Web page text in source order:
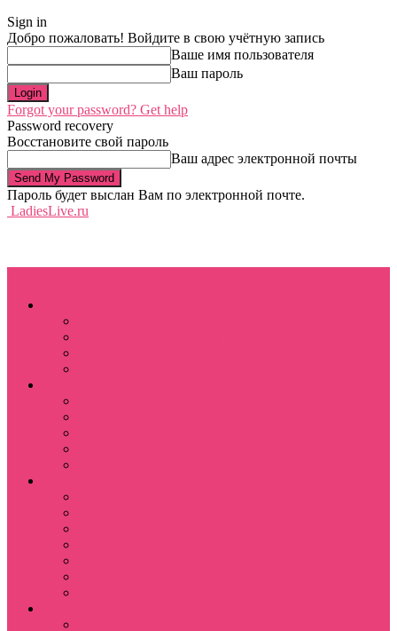
Sign in
Добро пожаловать! Войдите в свою учётную запись
Ваше имя пользователя
Ваш пароль
Forgot your password? Get help
Password recovery
Восстановите свой пароль
Ваш адрес электронной почты
Пароль будет выслан Вам по электронной почте.
LadiesLive.ru